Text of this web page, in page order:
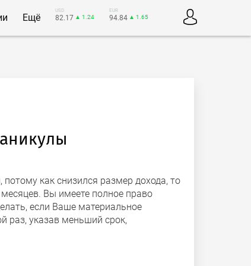
Ещё
USD
82.17 ▲ 1.24
EUR
94.84 ▲ 1.65
как снизился размер дохода, то
Вы имеете полное право
если Ваше материальное
раз, указав меньший срок,